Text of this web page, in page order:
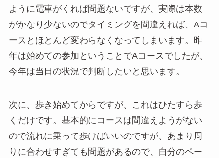
ように電車がくれば問題ないですが、実際は本数
がかなり少ないのでタイミングを間違えれば、Aコ
ースとほとんど変わらなくなってしまいます。昨
年は始めての参加ということでAコースでしたが、
今年は当日の状況で判断したいと思います。
次に、歩き始めてからですが、これはひたすら歩
くだけです。基本的にコースは間違えようがない
ので流れに乗って歩けばいいのですが、あまり周
りに合わせすぎても問題があるので、自分のペー